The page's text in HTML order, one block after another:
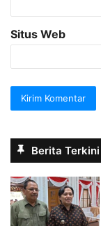
Situs Web
Berita Terkini